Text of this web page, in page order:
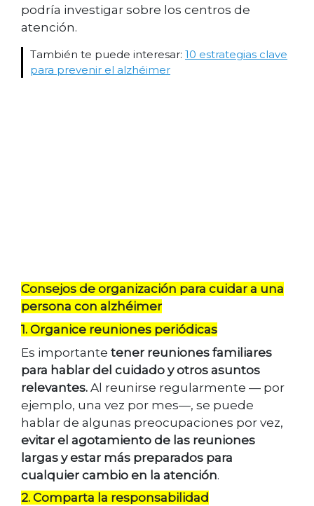
podría investigar sobre los centros de
atención.
También te puede interesar: 10 estrategias clave
para prevenir el alzhéimer
Consejos de organización para cuidar a una
persona con alzhéimer
1. Organice reuniones periódicas
Es importante tener reuniones familiares
para hablar del cuidado y otros asuntos
relevantes. Al reunirse regularmente — por
ejemplo, una vez por mes—, se puede
hablar de algunas preocupaciones por vez,
evitar el agotamiento de las reuniones
largas y estar más preparados para
cualquier cambio en la atención.
2. Comparta la responsabilidad